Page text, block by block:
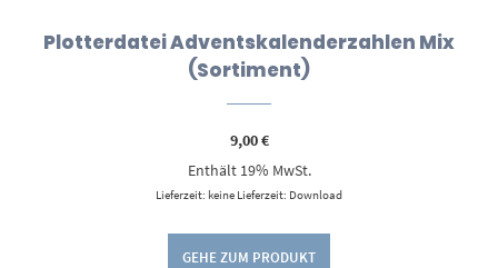
Plotterdatei Adventskalenderzahlen Mix
(Sortiment)
9,00€
Enthält 19% MwSt.
Lieferzeit: keine Lieferzeit: Download
GEHE ZUM PRODUKT